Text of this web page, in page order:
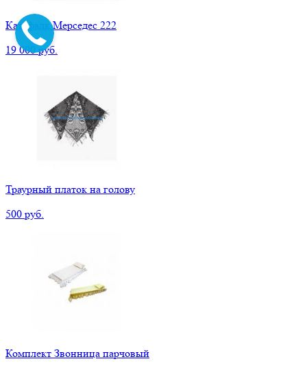
Катафалк Мерседес 222
19 000 руб.
Траурный платок на голову
500 руб.
Комплект Звонница парчовый